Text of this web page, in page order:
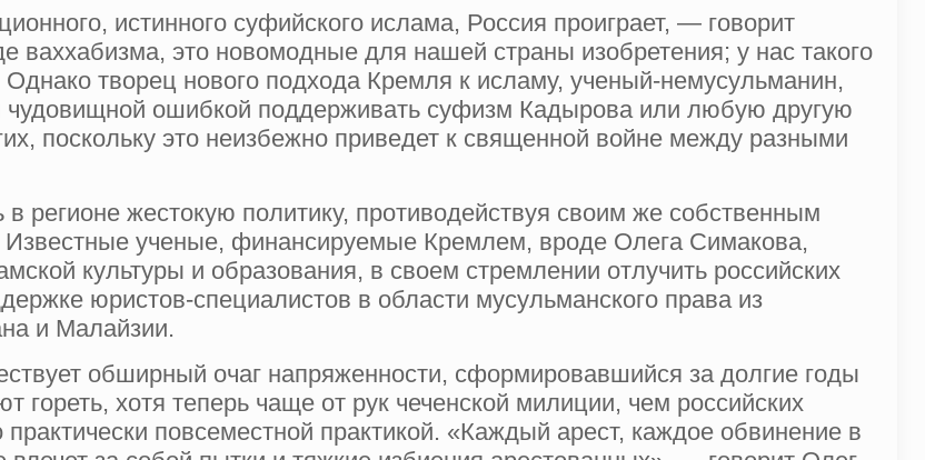
истинного суфийского ислама, Россия проиграет, — говорит
ваххабизма, это новомодные для нашей страны изобретения; у нас такого
творец нового подхода Кремля к исламу, ученый-немусульманин,
ошибкой поддерживать суфизм Кадырова или любую другую
поскольку это неизбежно приведет к священной войне между разными
регионе жестокую политику, противодействуя своим же собственным
ученые, финансируемые Кремлем, вроде Олега Симакова,
культуры и образования, в своем стремлении отлучить российских
юристов-специалистов в области мусульманского права из
и Малайзии.
обширный очаг напряженности, сформировавшийся за долгие годы
гореть, хотя теперь чаще от рук чеченской милиции, чем российских
повсеместной практикой. «Каждый арест, каждое обвинение в